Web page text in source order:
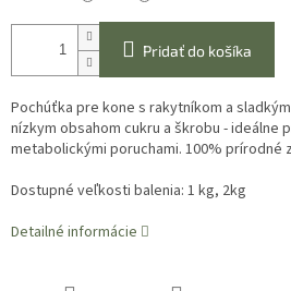
Pridať do košíka
Pochúťka pre kone s rakytníkom a
nízkym obsahom cukru a škrobu - ideálne
metabolickými poruchami. 100% prírodné
Dostupné veľkosti balenia: 1 kg, 2kg
Detailné informácie